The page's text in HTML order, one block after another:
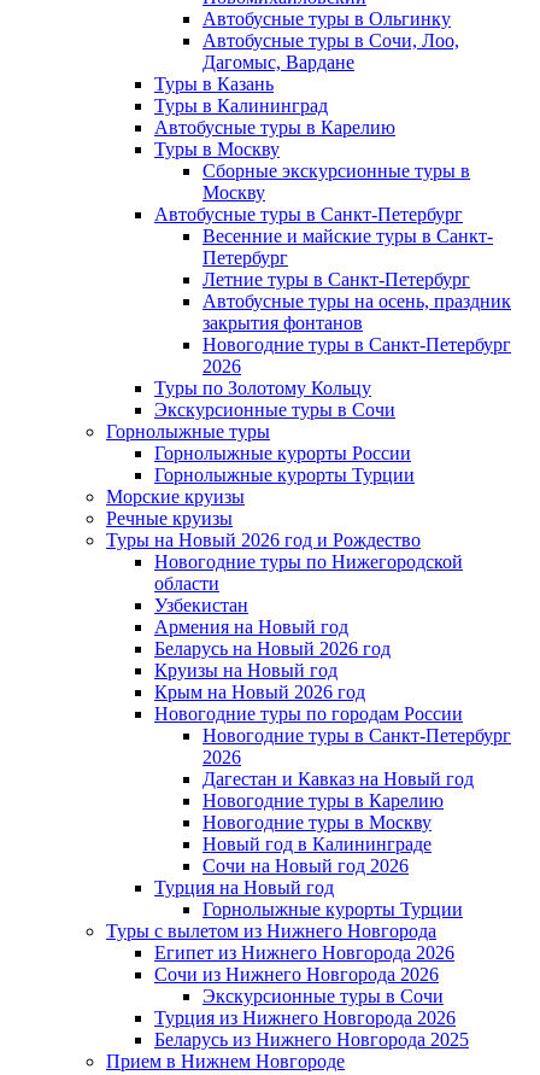
Автобусные туры в Ольгинку
Автобусные туры в Сочи, Лоо,
Дагомыс, Вардане
Туры в Казань
Туры в Калининград
Автобусные туры в Карелию
Туры в Москву
Сборные экскурсионные туры в
Москву
Автобусные туры в Санкт-Петербург
Весенние и майские туры в Санкт-
Петербург
Летние туры в Санкт-Петербург
Автобусные туры на осень, праздник
закрытия фонтанов
Новогодние туры в Санкт-Петербург
2026
Туры по Золотому Кольцу
Экскурсионные туры в Сочи
Горнолыжные туры
Горнолыжные курорты России
Горнолыжные курорты Турции
Морские круизы
Речные круизы
Туры на Новый 2026 год и Рождество
Новогодние туры по Нижегородской
области
Узбекистан
Армения на Новый год
Беларусь на Новый 2026 год
Круизы на Новый год
Крым на Новый 2026 год
Новогодние туры по городам России
Новогодние туры в Санкт-Петербург
2026
Дагестан и Кавказ на Новый год
Новогодние туры в Карелию
Новогодние туры в Москву
Новый год в Калининграде
Сочи на Новый год 2026
Турция на Новый год
Горнолыжные курорты Турции
Туры с вылетом из Нижнего Новгорода
Египет из Нижнего Новгорода 2026
Сочи из Нижнего Новгорода 2026
Экскурсионные туры в Сочи
Турция из Нижнего Новгорода 2026
Беларусь из Нижнего Новгорода 2025
Прием в Нижнем Новгороде